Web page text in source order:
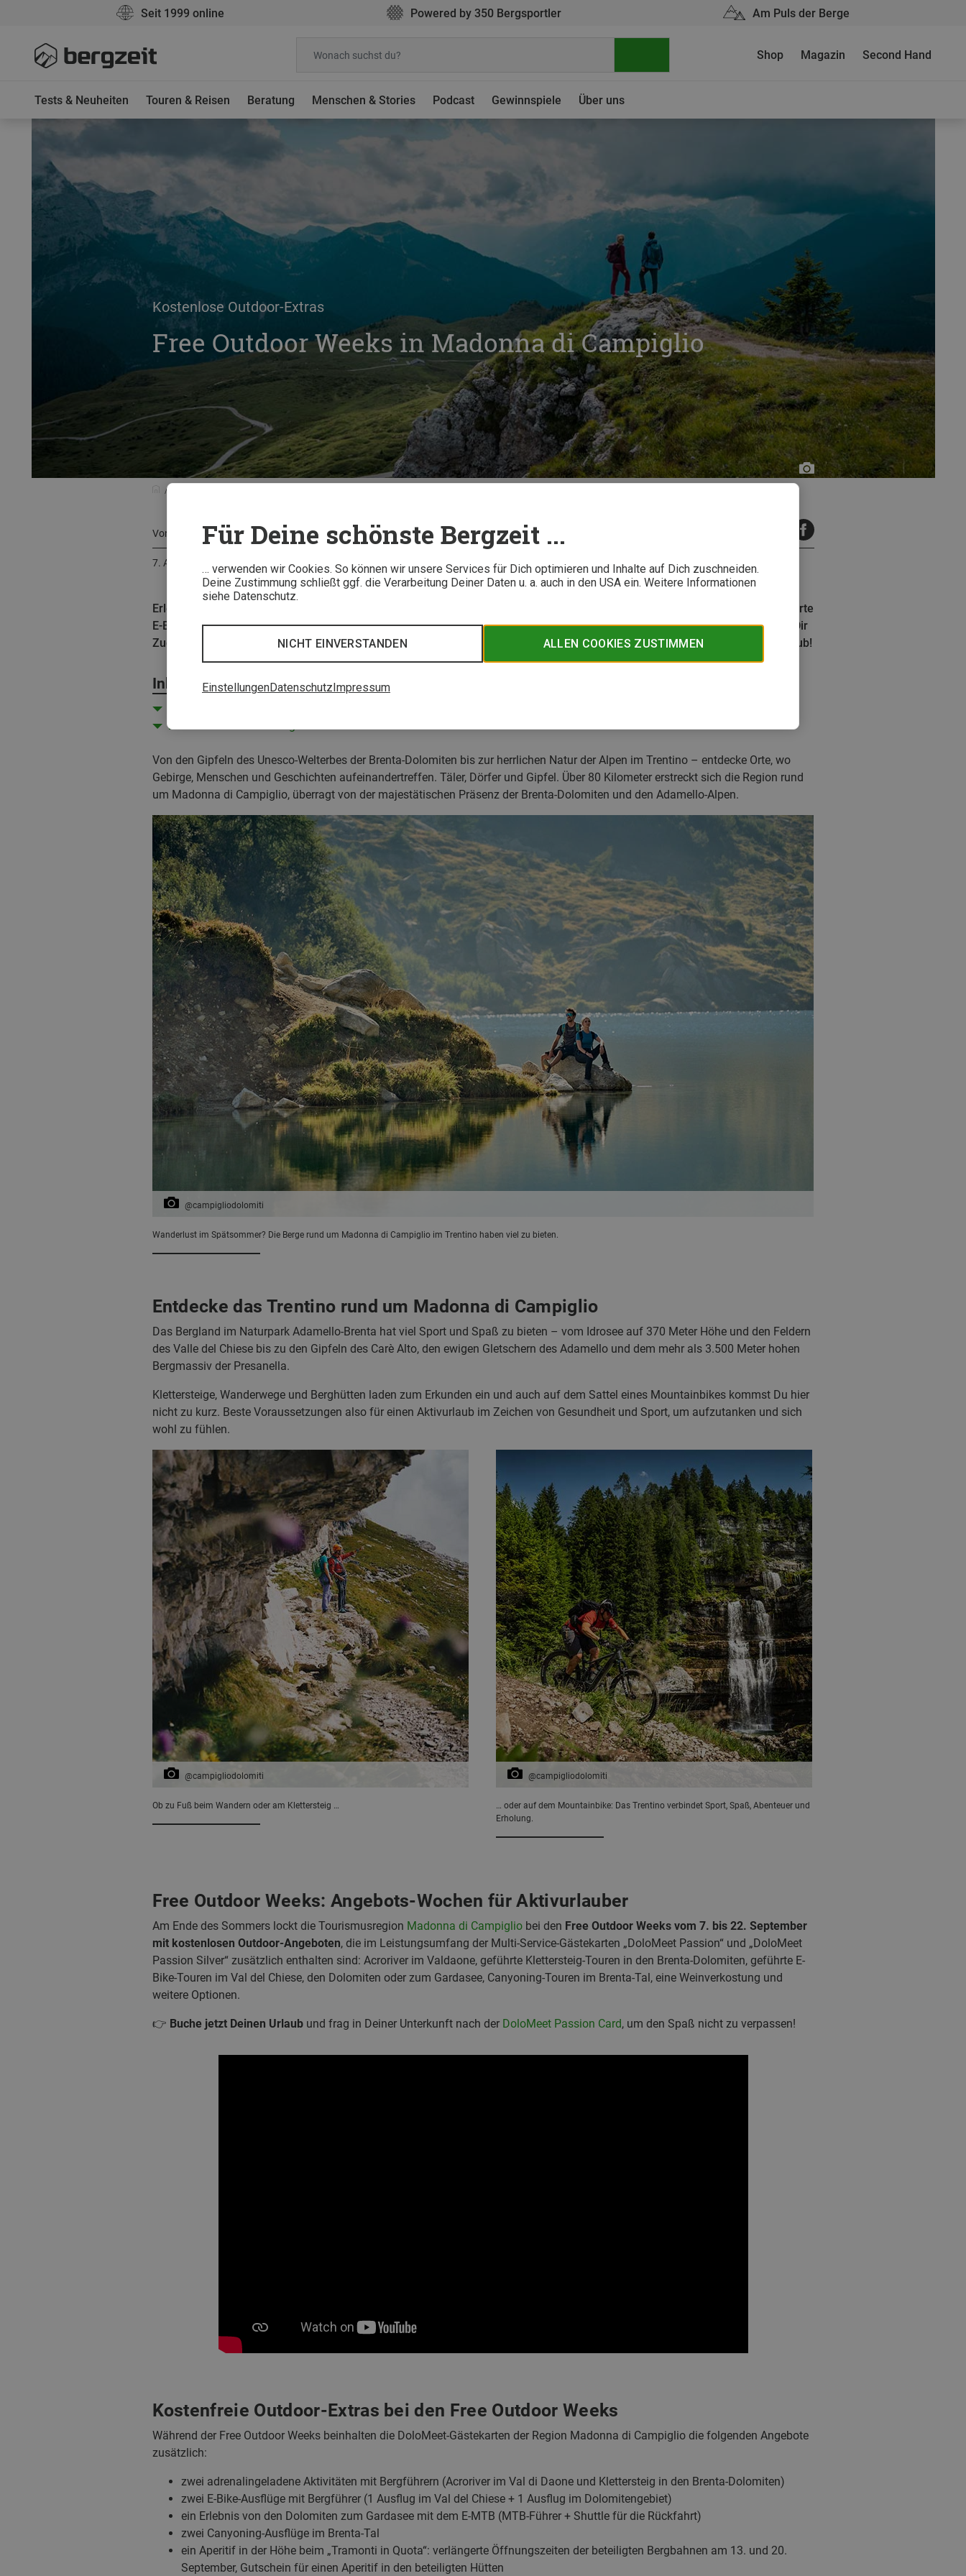
Für Deine schönste Bergzeit ...
… verwenden wir Cookies. So können wir unsere Services für Dich optimieren und Inhalte auf Dich zuschneiden.
Deine Zustimmung schließt ggf. die Verarbeitung Deiner Daten u. a. auch in den USA ein. Weitere Informationen
siehe Datenschutz.
ALLEN COOKIES ZUSTIMMEN
NICHT EINVERSTANDEN
EinstellungenDatenschutzImpressum
Seit 1999 online Powered by 350 Bergsportler Am Puls der Berge
Tests & Neuheiten Touren & Reisen Beratung Menschen & Stories Podcast Gewinnspiele Über uns
Shop Magazin Second Hand
Kostenlose Outdoor-Extras
Free Outdoor Weeks in Madonna di Campiglio
@campigliodolomiti
Von Bergzeit Team
7. August 2024
Erlebe die „Free Outdoor Weeks“ vom 7. bis 22. September in Madonna di Campiglio! Genieße exklusive Aktivitäten wie geführte
E-Bike-Touren, Canyoning, Klettersteige und einen Aperitif bei Sonnenuntergang. Mit der „DoloMeet Guest Card“ sicherst Du Dir
Zugang zu unvergesslichen Erlebnissen in den Brenta-Dolomiten und den Adamello-Alpen. Buche jetzt Deinen Abenteuerurlaub!
Inhalt
Free Outdoor Weeks: Angebots-Wochen für Aktivurlauber
Von den Gipfeln des Unesco-Welterbes der Brenta-Dolomiten bis zur herrlichen Natur der Alpen im Trentino – entdecke Orte, wo
Gebirge, Menschen und Geschichten aufeinandertreffen. Täler, Dörfer und Gipfel. Über 80 Kilometer erstreckt sich die Region rund
um Madonna di Campiglio, überragt von der majestätischen Präsenz der Brenta-Dolomiten und den Adamello-Alpen.
@campigliodolomiti
Wanderlust im Spätsommer? Die Berge rund um Madonna di Campiglio im Trentino haben viel zu bieten.
Entdecke das Trentino rund um Madonna di Campiglio
Das Bergland im Naturpark Adamello-Brenta hat viel Sport und Spaß zu bieten – vom Idrosee auf 370 Meter Höhe und den Feldern
des Valle del Chiese bis zu den Gipfeln des Carè Alto, den ewigen Gletschern des Adamello und dem mehr als 3.500 Meter hohen
Bergmassiv der Presanella.
Klettersteige, Wanderwege und Berghütten laden zum Erkunden ein und auch auf dem Sattel eines Mountainbikes kommst Du hier
nicht zu kurz. Beste Voraussetzungen also für einen Aktivurlaub im Zeichen von Gesundheit und Sport, um aufzutanken und sich
wohl zu fühlen.
@campigliodolomiti
Ob zu Fuß beim Wandern oder am Klettersteig …
@campigliodolomiti
… oder auf dem Mountainbike: Das Trentino verbindet Sport, Spaß, Abenteuer und
Erholung.
Free Outdoor Weeks: Angebots-Wochen für Aktivurlauber
Am Ende des Sommers lockt die Tourismusregion Madonna di Campigliobei den Free Outdoor Weeks vom 7. bis 22. September
mit kostenlosen Outdoor-Angeboten, die im Leistungsumfang der Multi-Service-Gästekarten „DoloMeet Passion“ und „DoloMeet
Passion Silver“ zusätzlich enthalten sind: Acroriver im Valdaone, geführte Klettersteig-Touren in den Brenta-Dolomiten, geführte E-
Bike-Touren im Val del Chiese, den Dolomiten oder zum Gardasee, Canyoning-Touren im Brenta-Tal, eine Weinverkostung und
weitere Optionen.
👉 Buche jetzt Deinen Urlaubund frag in Deiner Unterkunft nach der DoloMeet Passion Card, um den Spaß nicht zu verpassen!
Kostenfreie Outdoor-Extras bei den Free Outdoor Weeks
Während der Free Outdoor Weeks beinhalten die DoloMeet-Gästekarten der Region Madonna di Campiglio die folgenden Angebote
zusätzlich:
zwei adrenalingeladene Aktivitäten mit Bergführern (Acroriver im Val di Daone und Klettersteig in den Brenta-Dolomiten)
zwei E-Bike-Ausflüge mit Bergführer (1 Ausflug im Val del Chiese + 1 Ausflug im Dolomitengebiet)
ein Erlebnis von den Dolomiten zum Gardasee mit dem E-MTB (MTB-Führer + Shuttle für die Rückfahrt)
zwei Canyoning-Ausflüge im Brenta-Tal
ein Aperitif in der Höhe beim „Tramonti in Quota“: verlängerte Öffnungszeiten der beteiligten Bergbahnen am 13. und 20.
September, Gutschein für einen Aperitif in den beteiligten Hütten